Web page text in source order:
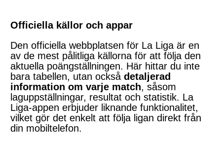
Officiella källor och appar
Den officiella webbplatsen för La Liga är en
av de mest pålitliga källorna för att följa den
aktuella poängställningen. Här hittar du inte
bara tabellen, utan också detaljerad
information om varje match, såsom
laguppställningar, resultat och statistik. La
Liga-appen erbjuder liknande funktionalitet,
vilket gör det enkelt att följa ligan direkt från
din mobiltelefon.